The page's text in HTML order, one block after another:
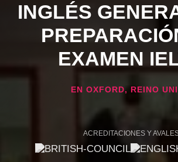
INGLÉS
EXAMEN
EN OXFORD, REINO
ACREDITACIONES Y